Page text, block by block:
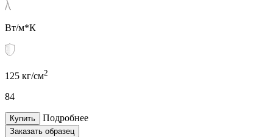
Вт/м*К
125 кг/см2
84
Купить Подробнее
Заказать образец